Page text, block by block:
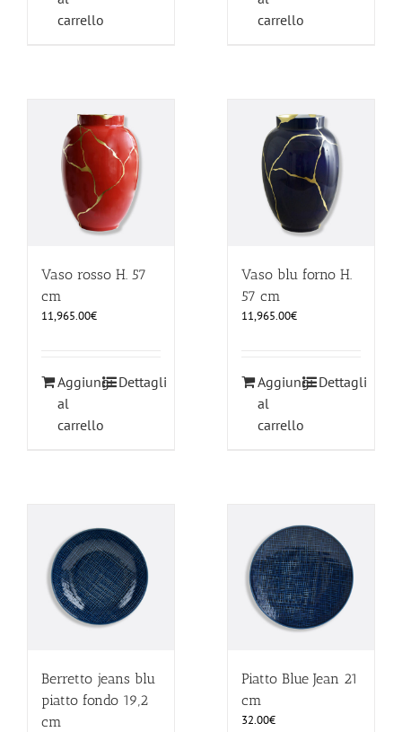
carrello
carrello
Vaso rosso H. 57
cm
11,965.00€
Aggiungi
al
carrello
Dettagli
Vaso blu forno H.
57 cm
11,965.00€
Aggiungi
al
carrello
Dettagli
Berretto jeans blu
piatto fondo 19,2
cm
Piatto Blue Jean 21
cm
32.00€